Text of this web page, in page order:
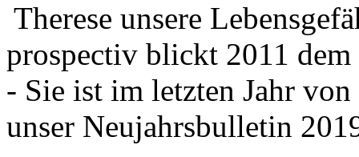
Therese unsere
prospectiv blickt 2011
- Sie ist im letzten Jahr
unser Neujahrsbulletin